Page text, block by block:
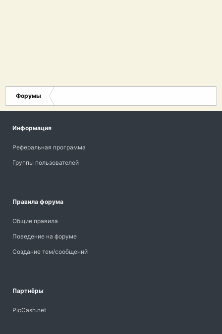
Форумы
Информация
Реферальная программа
Группы пользователей
Правила форума
Общие правила
Поведение на форуме
Создание тем/сообщений
Партнёры
PicCash.net